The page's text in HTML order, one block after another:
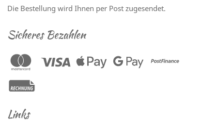
Die Bestellung wird Ihnen per Post zugesendet.
Sicheres Bezahlen
Links